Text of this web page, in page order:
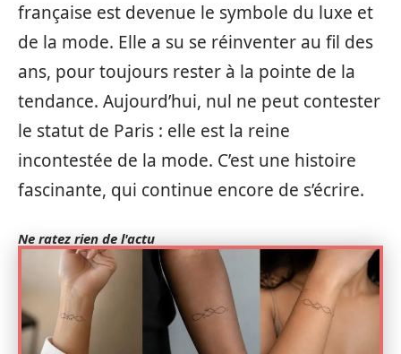
française est devenue le symbole du luxe et
de la mode. Elle a su se réinventer au fil des
ans, pour toujours rester à la pointe de la
tendance. Aujourd’hui, nul ne peut contester
le statut de Paris : elle est la reine
incontestée de la mode. C’est une histoire
fascinante, qui continue encore de s’écrire.
Ne ratez rien de l'actu